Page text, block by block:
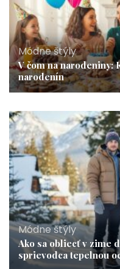
Módne štýly
V čom na narodeniny:
narodenín
Módne štýly
Ako sa obliecť v zime
sprievodca tepelnou